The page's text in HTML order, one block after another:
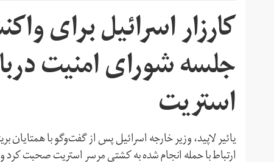
کارزار اسرائیل برای
جلسه شورای امنیت
استریت
یائیر لاپید، وزیر خارجه اسرائيل پس از گفت‌وگو با همتایان
ارتباط با حمله انجام شده به کشتی مرسر استریت صحبت